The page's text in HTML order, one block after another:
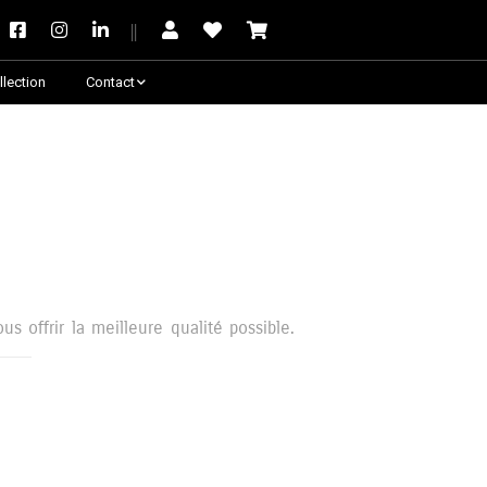
Contact
offrir la meilleure qualité possible.